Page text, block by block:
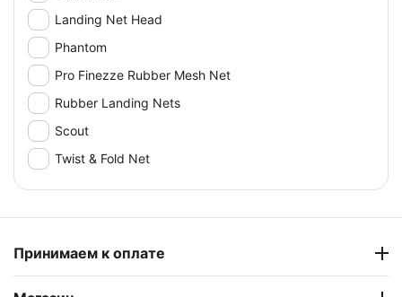
Landing Net Head
Phantom
Pro Finezze Rubber Mesh Net
Rubber Landing Nets
Scout
Twist & Fold Net
Принимаем к оплате